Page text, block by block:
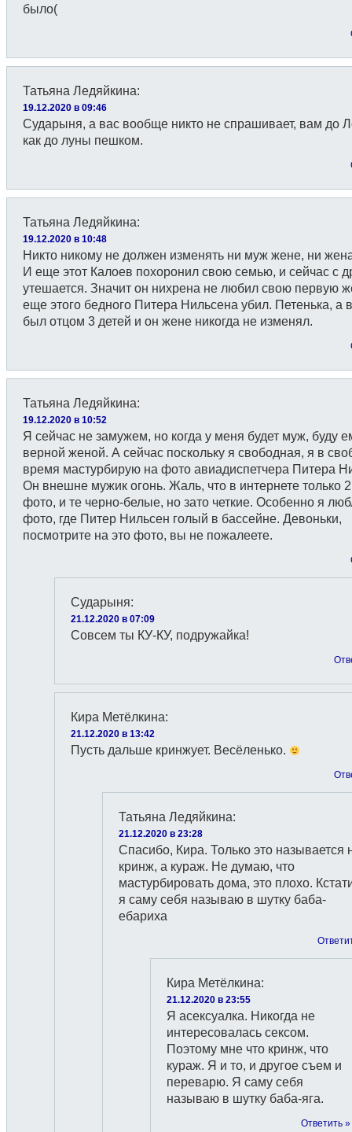
было(
Татьяна Ледяйкина:
19.12.2020 в 09:46
Сударыня, а вас вообще никто не спрашивает, вам до
как до луны пешком.
Татьяна Ледяйкина:
19.12.2020 в 10:48
Никто никому не должен изменять ни муж жене, ни
И еще этот Калоев похоронил свою семью, и сейчас с
утешается. Значит он нихрена не любил свою первую
еще этого бедного Питера Нильсена убил. Петенька, а
был отцом 3 детей и он жене никогда не изменял.
Татьяна Ледяйкина:
19.12.2020 в 10:52
Я сейчас не замужем, но когда у меня будет муж, буду
верной женой. А сейчас поскольку я свободная, я в
время мастурбирую на фото авиадиспетчера Питера
Он внешне мужик огонь. Жаль, что в интернете только 2
фото, и те черно-белые, но зато четкие. Особенно я
фото, где Питер Нильсен голый в бассейне. Девоньки,
посмотрите на это фото, вы не пожалеете.
Сударыня:
21.12.2020 в 07:09
Совсем ты КУ-КУ, подружайка!
Кира Метёлкина:
21.12.2020 в 13:42
Пусть дальше кринжует. Весёленько.
Татьяна Ледяйкина:
21.12.2020 в 23:28
Спасибо, Кира. Только это называется
кринж, а кураж. Не думаю, что
мастурбировать дома, это плохо.
я саму себя называю в шутку баба-
ебариха
Кира Метёлкина:
21.12.2020 в 23:55
Я асексуалка. Никогда не
интересовалась сексом.
Поэтому мне что кринж, что
кураж. Я и то, и другое съем и
переварю. Я саму себя
называю в шутку баба-яга.
Ответить »